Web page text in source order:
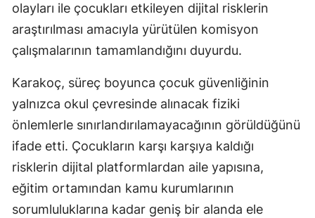
olayları ile çocukları etkileyen dijital risklerin
araştırılması amacıyla yürütülen komisyon
çalışmalarının tamamlandığını duyurdu.
Karakoç, süreç boyunca çocuk güvenliğinin
yalnızca okul çevresinde alınacak fiziki
önlemlerle sınırlandırılamayacağının görüldüğünü
ifade etti. Çocukların karşı karşıya kaldığı
risklerin dijital platformlardan aile yapısına,
eğitim ortamından kamu kurumlarının
sorumluluklarına kadar geniş bir alanda ele